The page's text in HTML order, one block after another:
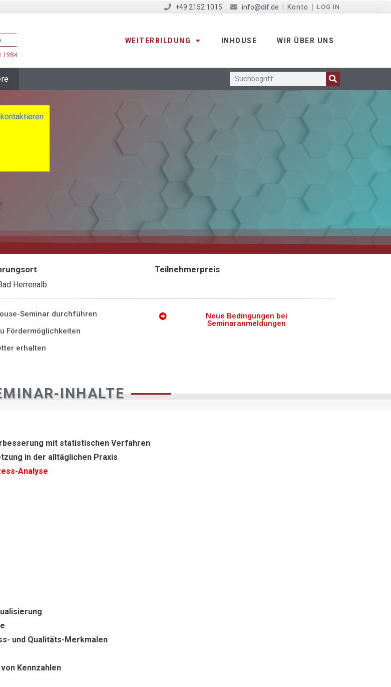
+49 2152 1015 info@dif.de Konto LOG IN
WEITERBILDUNG INHOUSE WIR ÜBER UNS
kontaktieren
Herrenalb
Teilnehmerpreis
Seminar durchführen
Fördermöglichkeiten
erhalten
Neue Bedingungen bei
Seminaranmeldungen
INHALTE
mit statistischen Verfahren
in der alltäglichen Praxis
Analyse
und Qualitäts-Merkmalen
Kennzahlen